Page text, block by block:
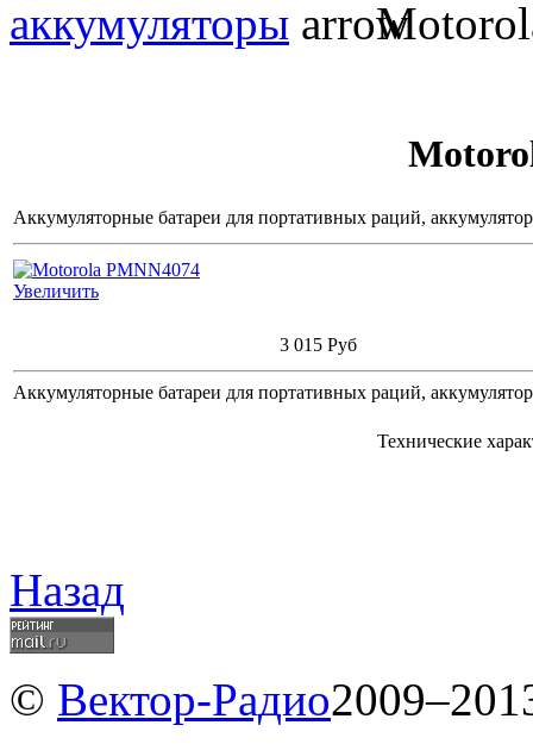
аккумуляторы
Аккумуляторные батареи для портативных раций,
Увеличить
3 015 Руб
Аккумуляторные батареи для портативных раций,
Технические
Назад
© Вектор-Радио